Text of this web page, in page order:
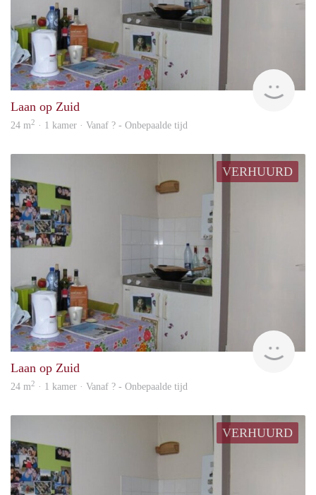
Laan op Zuid
24 m2 · 1 kamer · Vanaf ? - Onbepaalde tijd
VERHUURD
Laan op Zuid
24 m2 · 1 kamer · Vanaf ? - Onbepaalde tijd
VERHUURD